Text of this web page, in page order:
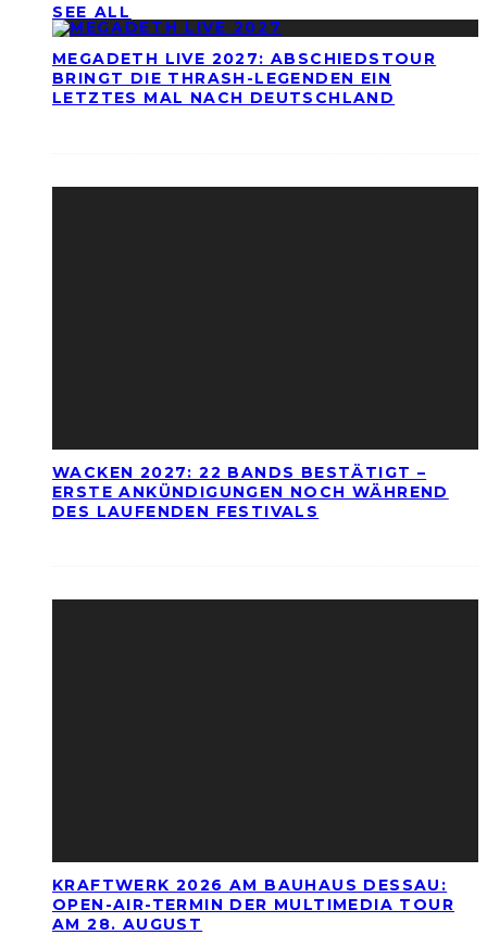
SEE ALL
MEGADETH LIVE 2027: ABSCHIEDSTOUR
BRINGT DIE THRASH-LEGENDEN EIN
LETZTES MAL NACH DEUTSCHLAND
WACKEN 2027: 22 BANDS BESTÄTIGT –
ERSTE ANKÜNDIGUNGEN NOCH WÄHREND
DES LAUFENDEN FESTIVALS
KRAFTWERK 2026 AM BAUHAUS DESSAU:
OPEN-AIR-TERMIN DER MULTIMEDIA TOUR
AM 28. AUGUST